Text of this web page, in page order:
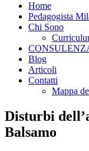
Home
Pedagogista
Chi Sono
Blog
Articoli
Contatti
Mappa
Disturbi
Balsamo